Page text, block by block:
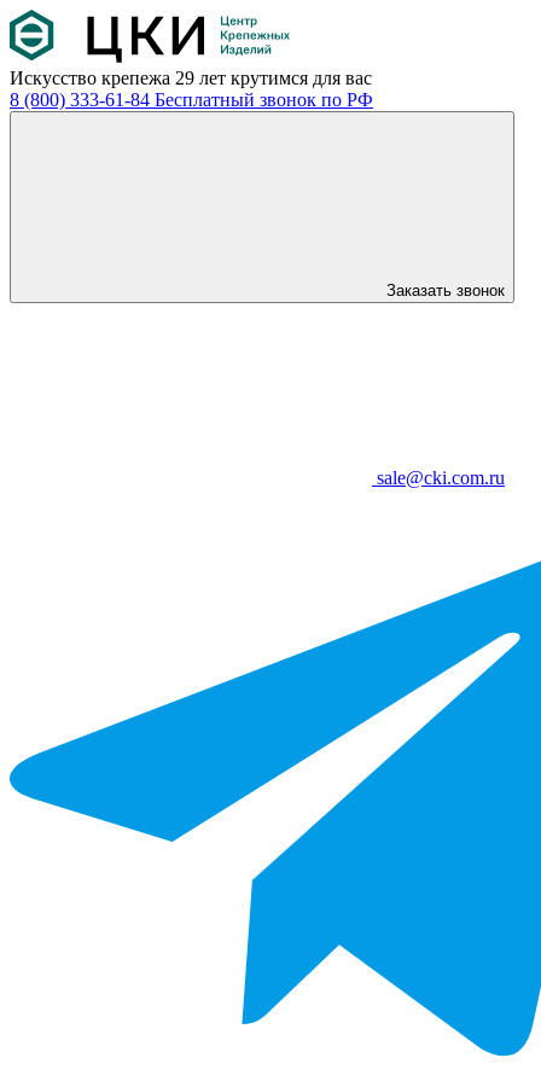
Искусство крепежа 29 лет крутимся для вас
8 (800) 333-61-84 Бесплатный звонок по РФ
Заказать звонок
sale@cki.com.ru